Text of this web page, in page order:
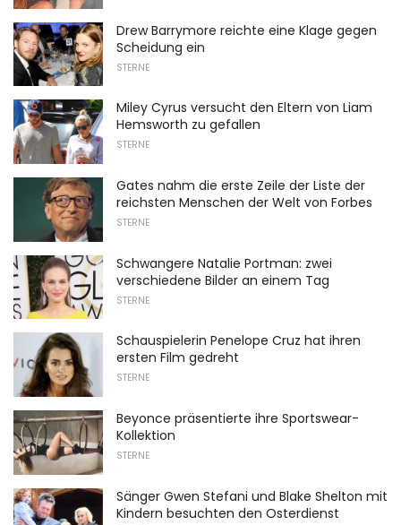
Drew Barrymore reichte eine Klage gegen
Scheidung ein
STERNE
Miley Cyrus versucht den Eltern von Liam
Hemsworth zu gefallen
STERNE
Gates nahm die erste Zeile der Liste der
reichsten Menschen der Welt von Forbes
STERNE
Schwangere Natalie Portman: zwei
verschiedene Bilder an einem Tag
STERNE
Schauspielerin Penelope Cruz hat ihren
ersten Film gedreht
STERNE
Beyonce präsentierte ihre Sportswear-
Kollektion
STERNE
Sänger Gwen Stefani und Blake Shelton mit
Kindern besuchten den Osterdienst